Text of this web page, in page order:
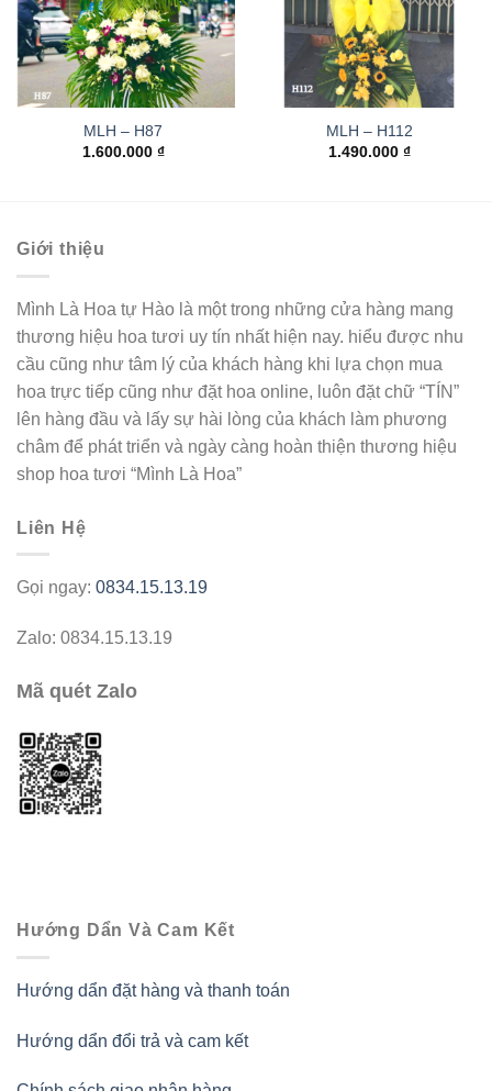
MLH – H87
1.600.000 ₫
MLH – H112
1.490.000 ₫
Giới thiệu
Mình Là Hoa tự Hào là một trong những cửa hàng mang
thương hiệu hoa tươi uy tín nhất hiện nay. hiểu được nhu
cầu cũng như tâm lý của khách hàng khi lựa chọn mua
hoa trực tiếp cũng như đặt hoa online, luôn đặt chữ “TÍN”
lên hàng đầu và lấy sự hài lòng của khách làm phương
châm để phát triển và ngày càng hoàn thiện thương hiệu
shop hoa tươi “Mình Là Hoa”
Liên Hệ
Gọi ngay: 0834.15.13.19
Zalo: 0834.15.13.19
Mã quét Zalo
Hướng Dẩn Và Cam Kết
Hướng dẩn đặt hàng và thanh toán
Hướng dẩn đổi trả và cam kết